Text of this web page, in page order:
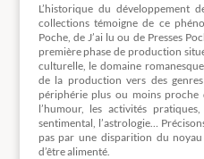
L’historique du développement
collections témoigne de ce
Poche, de J’ai lu ou de Presses
première phase de production
culturelle, le domaine
de la production vers des
périphérie plus ou moins proche
l’humour, les activités
sentimental, l’astrologie…
pas par une disparition du
d’être alimenté.